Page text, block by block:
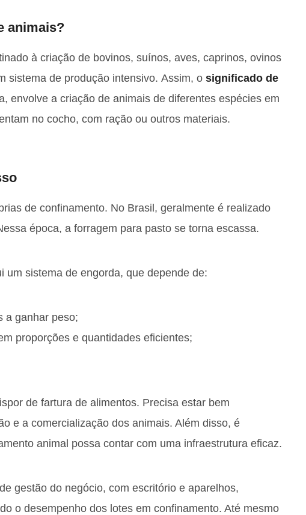
animais?
à criação de bovinos, suínos, aves, caprinos, ovinos
sistema de produção intensivo. Assim, o significado de
envolve a criação de animais de diferentes espécies em
no cocho, com ração ou outros materiais.
de confinamento. No Brasil, geralmente é realizado
época, a forragem para pasto se torna escassa.
um sistema de engorda, que depende de:
a ganhar peso;
proporções e quantidades eficientes;
de fartura de alimentos. Precisa estar bem
e a comercialização dos animais. Além disso, é
animal possa contar com uma infraestrutura eficaz.
gestão do negócio, com escritório e aparelhos,
o desempenho dos lotes em confinamento. Até mesmo